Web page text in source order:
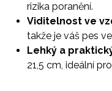
rizika poranění.
Viditelnost ve
takže je váš pes
Lehký a
21,5 cm, ideální